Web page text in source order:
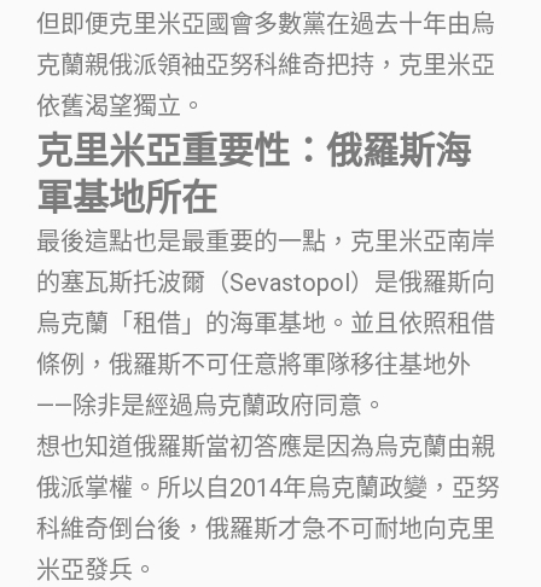
但即便克里米亞國會多數黨在過去十年由烏
克蘭親俄派領袖亞努科維奇把持，克里米亞
依舊渴望獨立。
克里米亞重要性：俄羅斯海
軍基地所在
最後這點也是最重要的一點，克里米亞南岸
的塞瓦斯托波爾（Sevastopol）是俄羅斯向
烏克蘭「租借」的海軍基地。並且依照租借
條例，俄羅斯不可任意將軍隊移往基地外
——除非是經過烏克蘭政府同意。
想也知道俄羅斯當初答應是因為烏克蘭由親
俄派掌權。所以自2014年烏克蘭政變，亞努
科維奇倒台後，俄羅斯才急不可耐地向克里
米亞發兵。